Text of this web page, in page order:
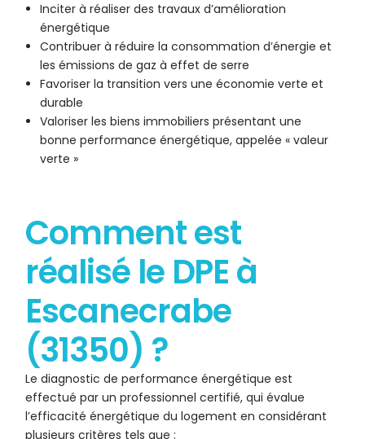
Inciter à réaliser des travaux d’amélioration
énergétique
Contribuer à réduire la consommation d’énergie et
les émissions de gaz à effet de serre
Favoriser la transition vers une économie verte et
durable
Valoriser les biens immobiliers présentant une
bonne performance énergétique, appelée « valeur
verte »
Comment est
réalisé le DPE à
Escanecrabe
(31350) ?
Le diagnostic de performance énergétique est
effectué par un professionnel certifié, qui évalue
l’efficacité énergétique du logement en considérant
plusieurs critères tels que :